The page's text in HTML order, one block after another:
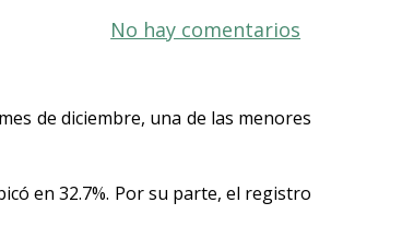
No hay comentarios
de diciembre, una de las menores
en 32.7%. Por su parte, el registro